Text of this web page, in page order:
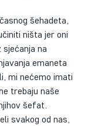
šehadeta,
ništa jer oni
sjećanja na
emaneta
mi nećemo imati
trebaju naše
šefat.
svakog od nas,